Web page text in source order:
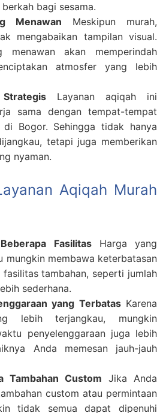
bagi sesama.
Menawan Meskipun murah,
mengabaikan tampilan visual.
menawan akan memperindah
atmosfer yang lebih
Layanan aqiqah ini
sama dengan tempat-tempat
Bogor. Sehingga tidak hanya
tetapi juga memberikan
nyaman.
Aqiqah Murah
FasilitasHarga yang
mungkin membawa keterbatasan
tambahan, seperti jumlah
sederhana.
yang TerbatasKarena
lebih terjangkau, mungkin
penyelenggaraan juga lebih
Anda memesan jauh-jauh
Tambahan Custom Jika Anda
custom atau permintaan
tidak semua dapat dipenuhi